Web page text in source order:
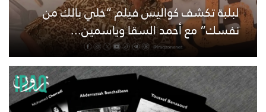
لبلبة تكشف كواليس فيلم “خلي بالك من
نفسك” مع أحمد السقا وياسمين...